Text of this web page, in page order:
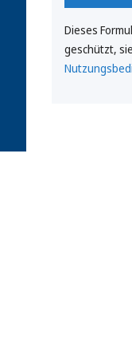
Dieses
geschützt,